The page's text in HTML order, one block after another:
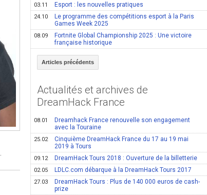
03.11 Esport : les nouvelles pratiques
24.10
Le programme des compétitions esport à la Paris
Games Week 2025
08.09
Fortnite Global Championship 2025 : Une victoire
française historique
Articles précédents
Actualités et archives de
DreamHack France
08.01
Dreamhack France renouvelle son engagement
avec la Touraine
25.02
Cinquième DreamHack France du 17 au 19 mai
2019 à Tours
09.12 DreamHack Tours 2018 : Ouverture de la billetterie
02.05 LDLC.com débarque à la DreamHack Tours 2017
27.03
DreamHack Tours : Plus de 140 000 euros de cash-
prize